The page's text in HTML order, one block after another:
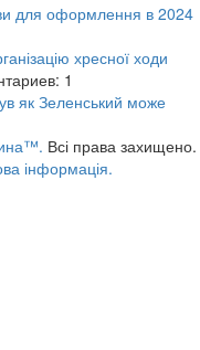
для оформлення в 2024
хресної ходи
1
як Зеленський може
Всі права захищено.
інформація.